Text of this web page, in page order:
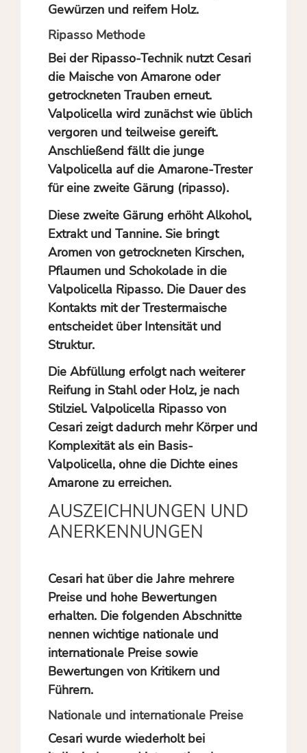
Gewürzen und reifem Holz.
Ripasso Methode
Bei der Ripasso-Technik nutzt Cesari
die Maische von Amarone oder
getrockneten Trauben erneut.
Valpolicella wird zunächst wie üblich
vergoren und teilweise gereift.
Anschließend fällt die junge
Valpolicella auf die Amarone-Trester
für eine zweite Gärung (ripasso).
Diese zweite Gärung erhöht Alkohol,
Extrakt und Tannine. Sie bringt
Aromen von getrockneten Kirschen,
Pflaumen und Schokolade in die
Valpolicella Ripasso. Die Dauer des
Kontakts mit der Trestermaische
entscheidet über Intensität und
Struktur.
Die Abfüllung erfolgt nach weiterer
Reifung in Stahl oder Holz, je nach
Stilziel. Valpolicella Ripasso von
Cesari zeigt dadurch mehr Körper und
Komplexität als ein Basis-
Valpolicella, ohne die Dichte eines
Amarone zu erreichen.
AUSZEICHNUNGEN UND
ANERKENNUNGEN
Cesari hat über die Jahre mehrere
Preise und hohe Bewertungen
erhalten. Die folgenden Abschnitte
nennen wichtige nationale und
internationale Preise sowie
Bewertungen von Kritikern und
Führern.
Nationale und internationale Preise
Cesari wurde wiederholt bei